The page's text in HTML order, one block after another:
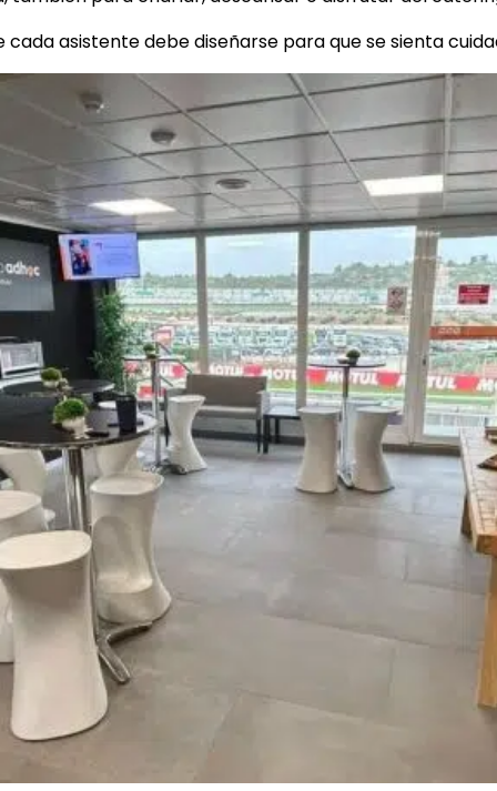
asistente debe diseñarse para que se sienta